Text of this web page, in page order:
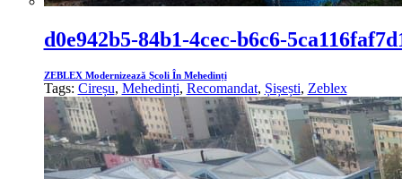
d0e942b5-84b1-4cec-b6c6-
ZEBLEX Modernizează Școli În Mehedinți
Tags: Cireșu, Mehedinți, Recomandat, Șișești, Zeblex